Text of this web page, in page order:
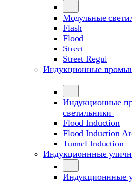
Модульные
Flash
Flood
Street
Street Regul
Индукционные
Индукционные
светильники
Flood Induction
Flood Induction
Tunnel Induction
Индукционнные
Индукционнные